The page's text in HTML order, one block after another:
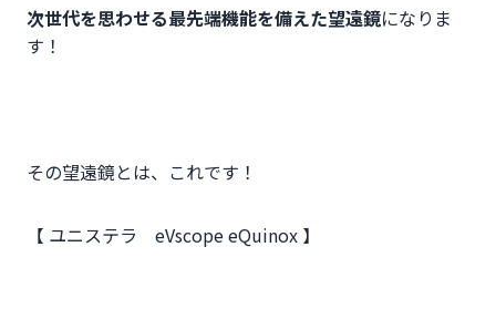
次世代を思わせる最先端機能を備えた望遠鏡になりま
す！
その望遠鏡とは、これです！
【 ユニステラ eVscope eQuinox 】